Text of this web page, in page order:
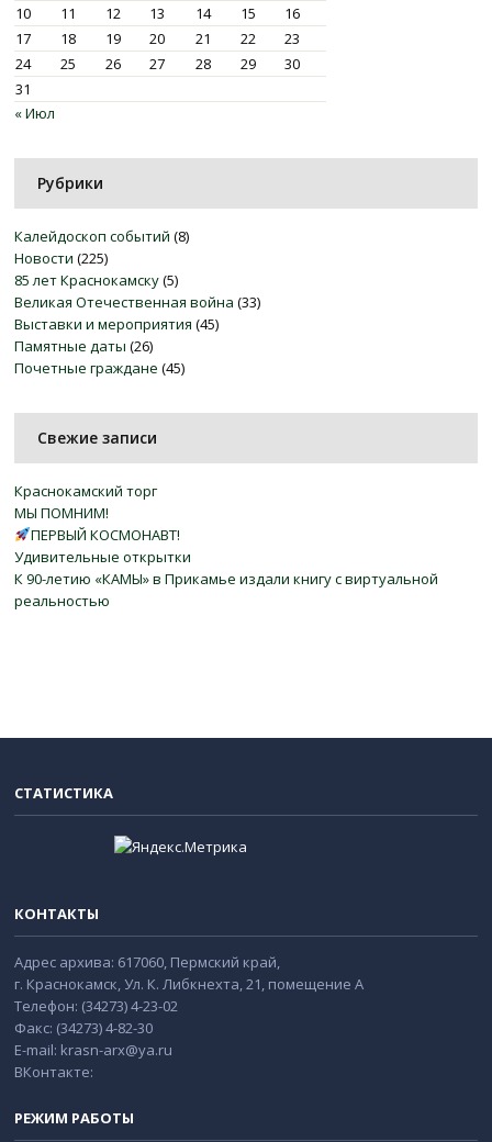
10
11 12 13 14 15
16
17
18 19 20 21 22
23
24
25 26 27 28 29
30
31
« Июл
Рубрики
Калейдоскоп событий (8)
Новости (225)
85 лет Краснокамску(5)
Великая Отечественная война (33)
Выставки и мероприятия (45)
Памятные даты (26)
Почетные граждане (45)
Свежие записи
Краснокамский торг
МЫ ПОМНИМ!
ПЕРВЫЙ КОСМОНАВТ!
Удивительные открытки
К 90-летию «КАМЫ» в Прикамье издали книгу с виртуальной
реальностью
СТАТИСТИКА
КОНТАКТЫ
Адрес архива: 617060, Пермский край,
г. Краснокамск, Ул. К. Либкнехта, 21, помещение А
Телефон: (34273) 4-23-02
Факс: (34273) 4-82-30
E-mail: krasn-arx@ya.ru
ВКонтакте:
РЕЖИМ РАБОТЫ